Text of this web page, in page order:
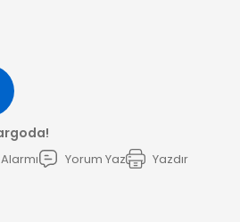
Yorum Yaz Yazdır